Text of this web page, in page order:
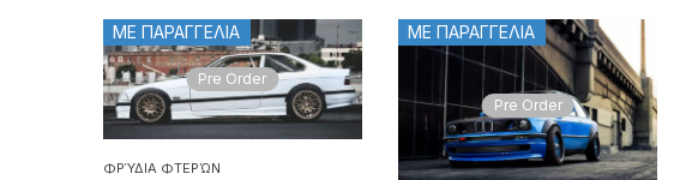
ΜΕ ΠΑΡΑΓΓΕΛΙΑ
Pre Order
ΦΡΎΔΙΑ ΦΤΕΡΏΝ
ΜΕ ΠΑΡΑΓΓΕΛΙΑ
Pre Order